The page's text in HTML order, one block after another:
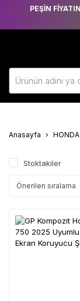
PEŞİN
Anasayfa HONDA
Stoktakiler